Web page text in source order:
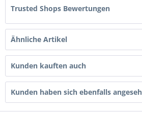
Trusted Shops Bewertungen
Ähnliche Artikel
Kunden kauften auch
Kunden haben sich ebenfalls